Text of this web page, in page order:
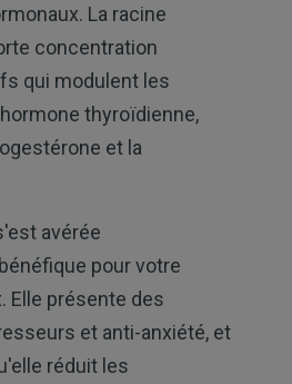
La racine
concentration
qui modulent les
thyroïdienne,
et la
avérée
pour votre
Elle présente des
et anti-anxiété, et
réduit les